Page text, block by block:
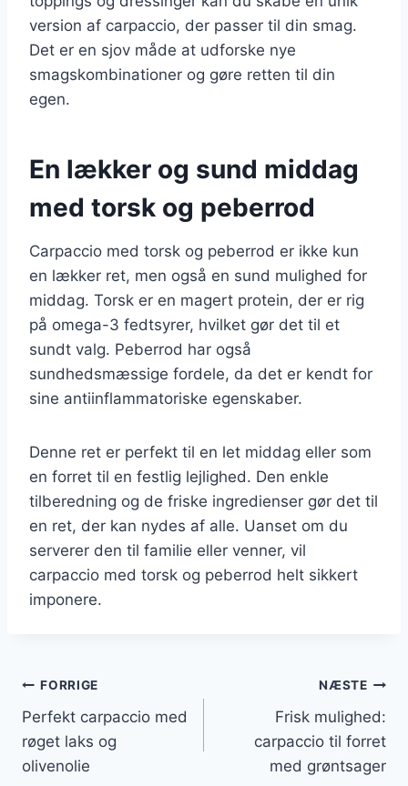
version af carpaccio, der passer til din smag.
Det er en sjov måde at udforske nye
smagskombinationer og gøre retten til din
egen.
En lækker og sund middag
med torsk og peberrod
Carpaccio med torsk og peberrod er ikke kun
en lækker ret, men også en sund mulighed for
middag. Torsk er en magert protein, der er rig
på omega-3 fedtsyrer, hvilket gør det til et
sundt valg. Peberrod har også
sundhedsmæssige fordele, da det er kendt for
sine antiinflammatoriske egenskaber.
Denne ret er perfekt til en let middag eller som
en forret til en festlig lejlighed. Den enkle
tilberedning og de friske ingredienser gør det til
en ret, der kan nydes af alle. Uanset om du
serverer den til familie eller venner, vil
carpaccio med torsk og peberrod helt sikkert
imponere.
Indlægsnavigation
FORRIGE
Perfekt carpaccio med
røget laks og
olivenolie
NÆSTE
Frisk mulighed:
carpaccio til forret
med grøntsager